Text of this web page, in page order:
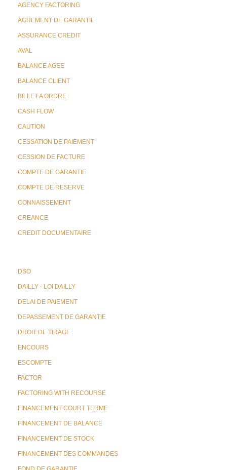
AGENCY FACTORING
AGREMENT DE GARANTIE
ASSURANCE CREDIT
AVAL
BALANCE AGEE
BALANCE CLIENT
BILLET A ORDRE
CASH FLOW
CAUTION
CESSATION DE PAIEMENT
CESSION DE FACTURE
COMPTE DE GARANTIE
COMPTE DE RESERVE
CONNAISSEMENT
CREANCE
CREDIT DOCUMENTAIRE
DSO
DAILLY - LOI DAILLY
DELAI DE PAIEMENT
DEPASSEMENT DE GARANTIE
DROIT DE TIRAGE
ENCOURS
ESCOMPTE
FACTOR
FACTORING WITH RECOURSE
FINANCEMENT COURT TERME
FINANCEMENT DE BALANCE
FINANCEMENT DE STOCK
FINANCEMENT DES COMMANDES